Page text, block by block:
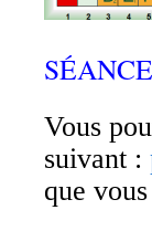
Vous
suivant :
que